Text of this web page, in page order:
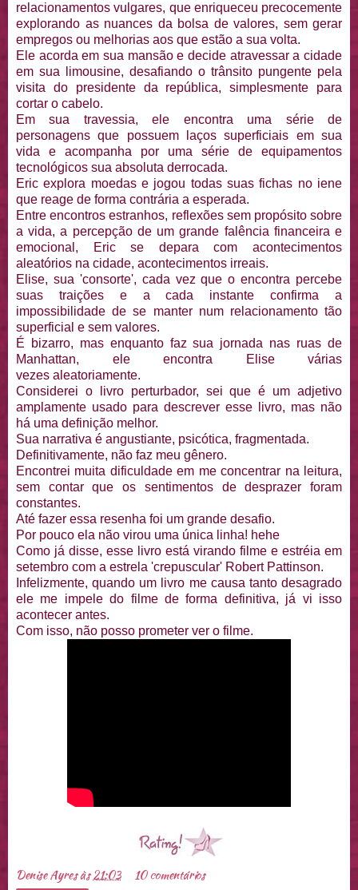
relacionamentos vulgares, que enriqueceu precocemente
explorando as nuances da bolsa de valores, sem gerar
empregos ou melhorias aos que estão a sua volta.
Ele acorda em sua mansão e decide atravessar a cidade
em sua limousine, desafiando o trânsito pungente pela
visita do presidente da república, simplesmente para
cortar o cabelo.
Em sua travessia, ele encontra uma série de
personagens que possuem laços superficiais em sua
vida e acompanha por uma série de equipamentos
tecnológicos sua absoluta derrocada.
Eric explora moedas e jogou todas suas fichas no iene
que reage de forma contrária a esperada.
Entre encontros estranhos, reflexões sem propósito sobre
a vida, a percepção de um grande falência financeira e
emocional, Eric se depara com acontecimentos
aleatórios na cidade, acontecimentos irreais.
Elise, sua 'consorte', cada vez que o encontra percebe
suas traições e a cada instante confirma a
impossibilidade de se manter num relacionamento tão
superficial e sem valores.
É bizarro, mas enquanto faz sua jornada nas ruas de
Manhattan, ele encontra Elise várias
vezes aleatoriamente.
Considerei o livro perturbador, sei que é um adjetivo
amplamente usado para descrever esse livro, mas não
há uma definição melhor.
Sua narrativa é angustiante, psicótica, fragmentada.
Definitivamente, não faz meu gênero.
Encontrei muita dificuldade em me concentrar na leitura,
sem contar que os sentimentos de desprazer foram
constantes.
Até fazer essa resenha foi um grande desafio.
Por pouco ela não virou uma única linha! hehe
Como já disse, esse livro está virando filme e estréia em
setembro com a estrela 'crepuscular' Robert Pattinson.
Infelizmente, quando um livro me causa tanto desagrado
ele me impele do filme de forma definitiva, já vi isso
acontecer antes.
Com isso, não posso prometer ver o filme.
Denise Ayresàs21:03 10 comentários